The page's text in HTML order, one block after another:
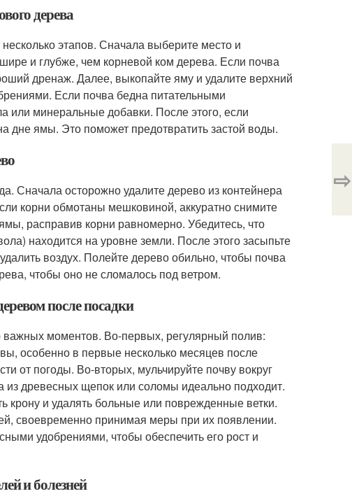
дерева
этапов. Сначала выберите место и
и глубже, чем корневой ком дерева. Если почва
дренаж. Далее, выкопайте яму и удалите верхний
Если почва бедна питательными
или минеральные добавки. После этого, если
дне ямы. Это поможет предотвратить застой воды.
Сначала осторожно удалите дерево из контейнера
корни обмотаны мешковиной, аккуратно снимите
расправив корни равномерно. Убедитесь, что
находится на уровне земли. После этого засыпьте
воздух. Полейте дерево обильно, чтобы почва
чтобы оно не сломалось под ветром.
после посадки
моментов. Во-первых, регулярный полив:
особенно в первые несколько месяцев после
от погоды. Во-вторых, мульчируйте почву вокруг
из древесных щепок или соломы идеально подходит.
крону и удалять больные или поврежденные ветки.
своевременно принимая меры при их появлении.
удобрениями, чтобы обеспечить его рост и
и болезней
⇨